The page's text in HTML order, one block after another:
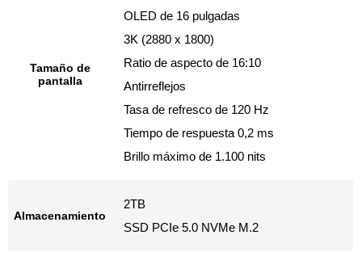
Tamaño de
pantalla
OLED de 16 pulgadas
3K (2880 x 1800)
Ratio de aspecto de 16:10
Antirreflejos
Tasa de refresco de 120 Hz
Tiempo de respuesta 0,2 ms
Brillo máximo de 1.100 nits
Almacenamiento
2TB
SSD PCIe 5.0 NVMe M.2